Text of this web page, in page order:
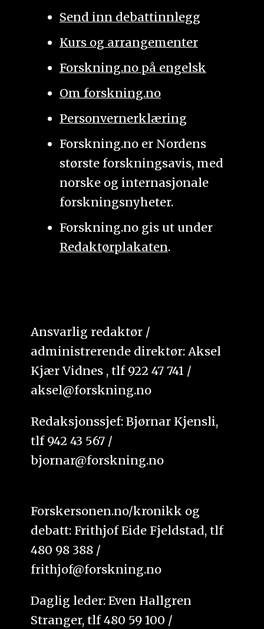
Send inn debattinnlegg
Kurs og arrangementer
Forskning.no på engelsk
Om forskning.no
Personvernerklæring
Forskning.no er Nordens
største forskningsavis, med
norske og internasjonale
forskningsnyheter.
Forskning.no gis ut under
Redaktørplakaten.
Ansvarlig redaktør /
administrerende direktør: Aksel
Kjær Vidnes , tlf 922 47 741 /
aksel@forskning.no
Redaksjonssjef: Bjørnar Kjensli,
tlf 942 43 567 /
bjornar@forskning.no
Forskersonen.no/kronikk og
debatt: Frithjof Eide Fjeldstad, tlf
480 98 388 /
frithjof@forskning.no
Daglig leder: Even Hallgren
Stranger, tlf 480 59 100 /